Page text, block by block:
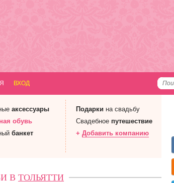
ВХОД
аксессуары
обувь
банкет
Подарки на свадьбу
Свадебное путешествие
+ Добавить компанию
В ТОЛЬЯТТИ